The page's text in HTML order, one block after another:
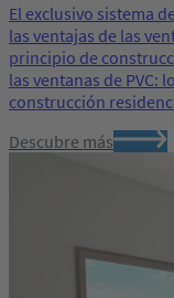
El exclusivo sistema
las ventajas de las
principio de
las ventanas de PVC:
construcción
Descubre más